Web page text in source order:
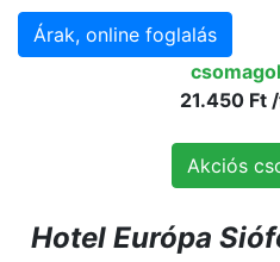
Árak, online foglalás
21.450 Ft
Akciós
Hotel Európa